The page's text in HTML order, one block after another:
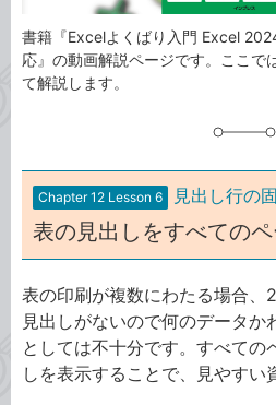
書籍『Excelよくばり入門 Excel
応』の動画解説ページです。ここで
て解説します。
Chapter 12 Lesson 6 見出し行の
表の見出しをすべての
表の印刷が複数にわたる場合、
見出しがないので何のデータか
としては不十分です。すべての
しを表示することで、見やすい